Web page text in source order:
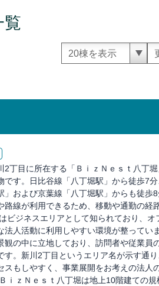
覧
2丁目に所在する「ＢｉｚＮｅｓｔ八丁
です。日比谷線「八丁堀駅」から徒歩7
」および京葉線「八丁堀駅」からも徒歩
路線が利用できるため、移動や通勤の経
ビジネスエリアとして知られており、オ
法人活動に利用しやすい環境が整ってい
観の中に立地しており、訪問者や従業員
す。新川2丁目というエリア名が示す通
スもしやすく、事業展開をお考えの法人
ｉｚＮｅｓｔ八丁堀は地上10階建ての